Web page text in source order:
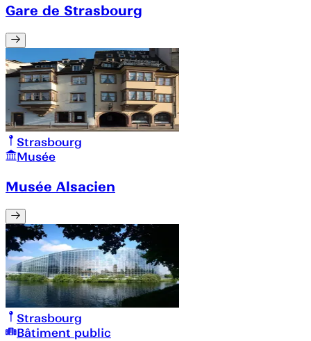
Gare de Strasbourg
Strasbourg
Musée
Musée Alsacien
Strasbourg
Bâtiment public